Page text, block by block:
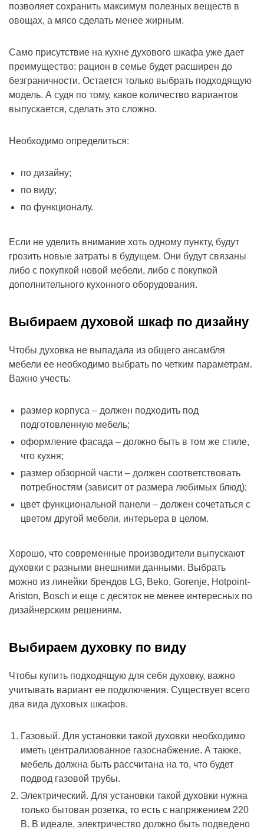
позволяет сохранить максимум полезных веществ в
овощах, а мясо сделать менее жирным.
Само присутствие на кухне духового шкафа уже дает
преимущество: рацион в семье будет расширен до
безграничности. Остается только выбрать подходящую
модель. А судя по тому, какое количество вариантов
выпускается, сделать это сложно.
Необходимо определиться:
по дизайну;
по виду;
по функционалу.
Если не уделить внимание хоть одному пункту, будут
грозить новые затраты в будущем. Они будут связаны
либо с покупкой новой мебели, либо с покупкой
дополнительного кухонного оборудования.
Выбираем духовой шкаф по дизайну
Чтобы духовка не выпадала из общего ансамбля
мебели ее необходимо выбрать по четким параметрам.
Важно учесть:
размер корпуса – должен подходить под
подготовленную мебель;
оформление фасада – должно быть в том же стиле,
что кухня;
размер обзорной части – должен соответствовать
потребностям (зависит от размера любимых блюд);
цвет функциональной панели – должен сочетаться с
цветом другой мебели, интерьера в целом.
Хорошо, что современные производители выпускают
духовки с разными внешними данными. Выбрать
можно из линейки брендов LG, Beko, Gorenje, Hotpoint-
Ariston, Bosch и еще с десяток не менее интересных по
дизайнерским решениям.
Выбираем духовку по виду
Чтобы купить подходящую для себя духовку, важно
учитывать вариант ее подключения. Существует всего
два вида духовых шкафов.
Газовый. Для установки такой духовки необходимо
иметь централизованное газоснабжение. А также,
мебель должна быть рассчитана на то, что будет
подвод газовой трубы.
Электрический. Для установки такой духовки нужна
только бытовая розетка, то есть с напряжением 220
В. В идеале, электричество должно быть подведено